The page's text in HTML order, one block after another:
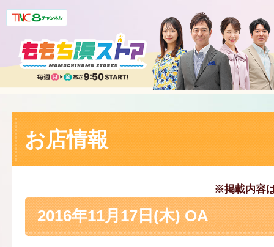
お店情報
※掲載内容
2016年11月17日(木) OA